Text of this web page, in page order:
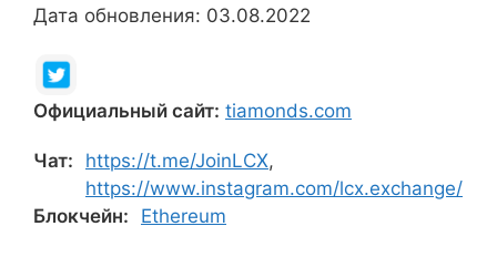
Дата обновления: 03.08.2022
Официальный сайт: tiamonds.com
Чат: https://t.me/JoinLCX,
https://www.instagram.com/lcx.exchange/
Блокчейн:
Ethereum